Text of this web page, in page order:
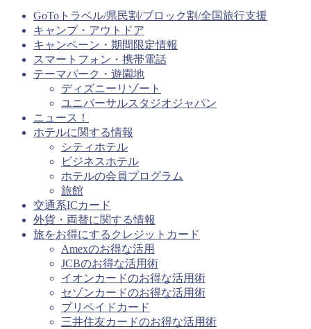
GoToトラベル/県民割/ブロック割/全国旅行支援
キャンプ・アウトドア
キャンペーン・期間限定情報
スマートフォン・携帯電話
テーマパーク・遊園地
ディズニーリゾート
ユニバーサルスタジオジャパン
ニュース！
ホテルに関する情報
シティホテル
ビジネスホテル
ホテルの会員プログラム
旅館
交通系ICカード
外貨・両替に関する情報
旅をお得にするクレジットカード
Amexのお得な活用
JCBのお得な活用術
イオンカードのお得な活用術
セゾンカードのお得な活用術
プリペイドカード
三井住友カードのお得な活用術